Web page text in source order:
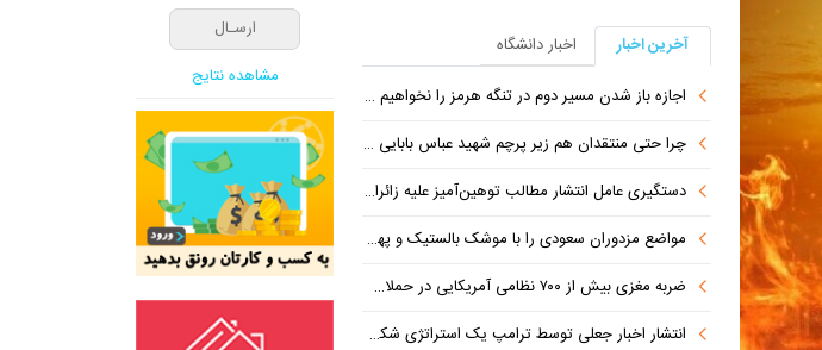
آخرین اخبار
اخبار دانشگاه
اجازه باز شدن مسیر دوم در تنگه هرمز را نخواهیم داد
چرا حتی منتقدان هم زیر پرچم شهید عباس بابایی ایستادند؟
دستگیری عامل انتشار مطالب توهین‌آمیز علیه زائران اربعین در فضای مجازی
مواضع مزدوران سعودی را با موشک بالستیک و پهپاد در هم شکستیم
ضربه مغزی بیش از ۷۰۰ نظامی آمریکایی در حملات ایران
انتشار اخبار جعلی توسط ترامپ یک استراتژی شکست خورده است
مشاهده نتایج